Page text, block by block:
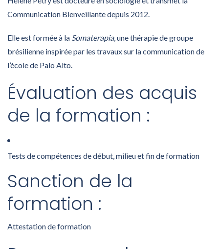
Communication Bienveillante depuis 2012.
Elle est formée à la Somaterapia, une thérapie de groupe
brésilienne inspirée par les travaux sur la communication de
l’école de Palo Alto.
Évaluation des acquis
de la formation :
Tests de compétences de début, milieu et fin de formation
Sanction de la
formation :
Attestation de formation